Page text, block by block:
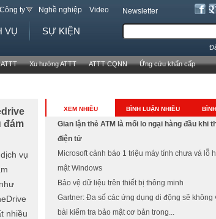
Newsletter
B
i
u
ẫ
t
T
m
k
ế
m
ty Nghề nghiệp Video
VỤ SỰ KIỆN
Xu hướng ATTT ATTT CQNN Ứng cứu khẩn cấp
XEM NHIỀU BÌNH LUẬN NHIỀU
Gian lận thẻ ATM là mối lo ngại hàng đầu khi
điện tử
Microsoft cảnh báo 1 triệu máy tính chưa vá lỗ
mật Windows
Bảo vệ dữ liệu trên thiết bị thông minh
Gartner: Đa số các ứng dụng di động sẽ không
bài kiểm tra bảo mật cơ bản trong...
đám
vụ
nhiều